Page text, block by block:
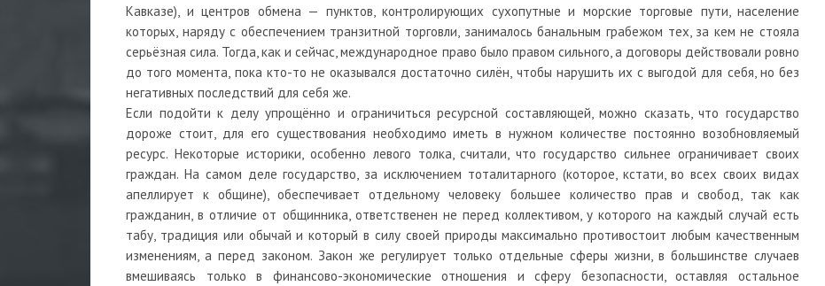
Кавказе), и центров обмена — пунктов, контролирующих сухопутные и морские торговые пути, население
которых, наряду с обеспечением транзитной торговли, занималось банальным грабежом тех, за кем не стояла
серьёзная сила. Тогда, как и сейчас, международное право было правом сильного, а договоры действовали ровно
до того момента, пока кто-то не оказывался достаточно силён, чтобы нарушить их с выгодой для себя, но без
негативных последствий для себя же.
Если подойти к делу упрощённо и ограничиться ресурсной составляющей, можно сказать, что государство
дороже стоит, для его существования необходимо иметь в нужном количестве постоянно возобновляемый
ресурс. Некоторые историки, особенно левого толка, считали, что государство сильнее ограничивает своих
граждан. На самом деле государство, за исключением тоталитарного (которое, кстати, во всех своих видах
апеллирует к общине), обеспечивает отдельному человеку большее количество прав и свобод, так как
гражданин, в отличие от общинника, ответственен не перед коллективом, у которого на каждый случай есть
табу, традиция или обычай и который в силу своей природы максимально противостоит любым качественным
изменениям, а перед законом. Закон же регулирует только отдельные сферы жизни, в большинстве случаев
вмешиваясь только в финансово-экономические отношения и сферу безопасности, оставляя остальное